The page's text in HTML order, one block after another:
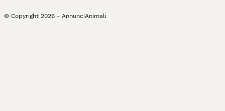
© Copyright 2026 - AnnunciAnimali